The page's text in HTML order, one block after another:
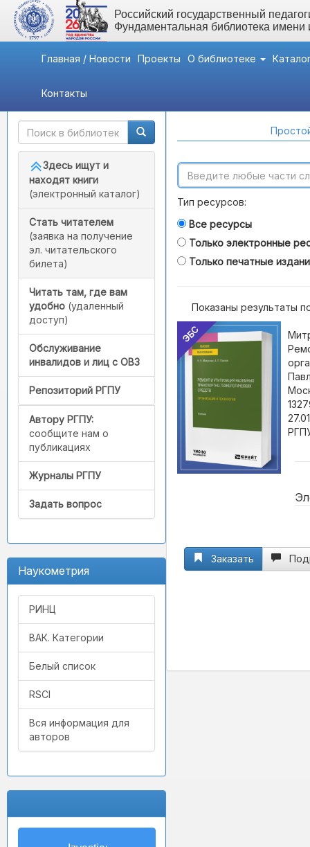
Российский государственный
Фундаментальная библиотека
Главная / Новости Проекты О библиотеке
Контакты
Быстрый доступ
Здесь ищут и
находят книги
(электронный каталог)
Стать читателем
(заявка на получение
эл. читательского
билета)
Читать там, где вам
удобно (удаленный
доступ)
Обслуживание
инвалидов и лиц с ОВЗ
Репозиторий РГПУ
Автору РГПУ:
сообщите нам о
публикациях
Журналы РГПУ
Задать вопрос
Наукометрия
РИНЦ
ВАК. Категории
Белый список
RSCI
Вся информация для
авторов
Тип ресурсов:
Все ресурсы
Только электронные
Только печатные
Показаны результаты
ЭБС
Заказать